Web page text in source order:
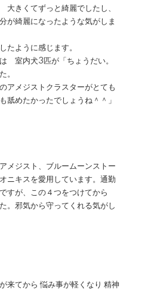
きくてずっと綺麗でしたし、
が綺麗になったような気がしま
たように感じます。
室内犬3匹が「ちょうだい。
。
アメジストクラスターがとても
舐めたかったでしょうね＾＾」
メジスト、ブルームーンストー
ニキスを愛用しています。通勤
すが、この４つをつけてから
。邪気から守ってくれる気がし
来てから 悩み事が軽くなり 精神